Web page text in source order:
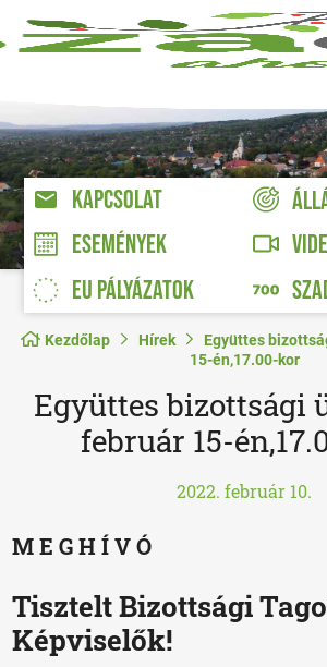
KAPCSOLAT
ESEMÉNYEK
EU PÁLYÁZATOK
Kezdőlap Hírek
Együttes
15-én,17.00-kor
Együttes bizottsági
február 15-
2022. február 10.
M E G H Í V Ó
Tisztelt Bizottsági
Képviselők!